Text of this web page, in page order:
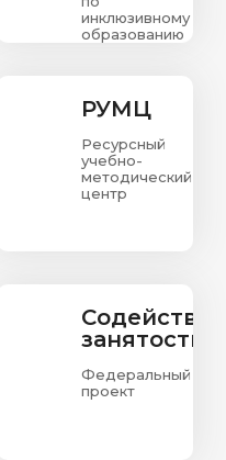
инклюзивному
образованию
РУМЦ
Ресурсный
учебно-
методический
центр
Содействие
занятости
Федеральный
проект